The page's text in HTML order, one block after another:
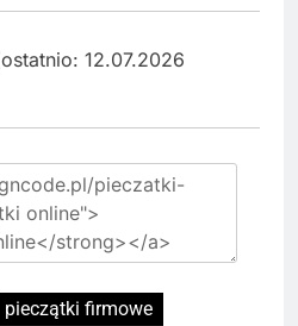
12.07.2026
pieczątki firmowe